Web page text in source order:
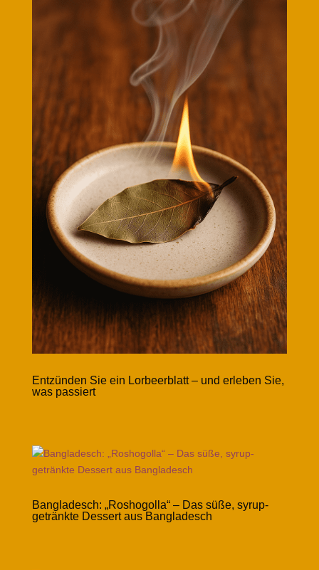
Entzünden Sie ein Lorbeerblatt – und erleben Sie,
was passiert
Bangladesch: „Roshogolla“ – Das süße, syrup-
getränkte Dessert aus Bangladesch